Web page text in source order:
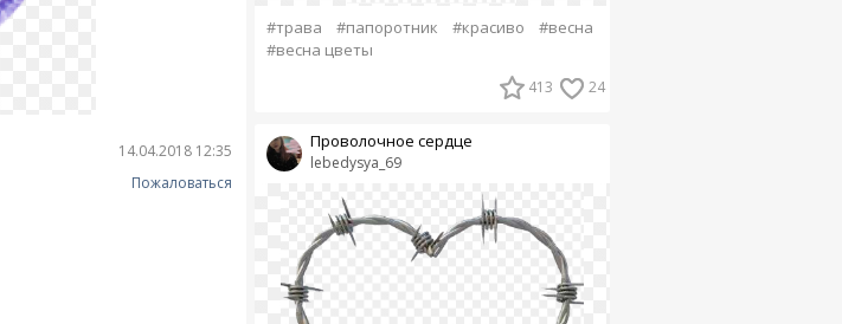
14.04.2018 12:35
Пожаловаться
#трава #папоротник #красиво
#весна
#весна цветы
413 24
lebedysya_69
Проволочное сердце